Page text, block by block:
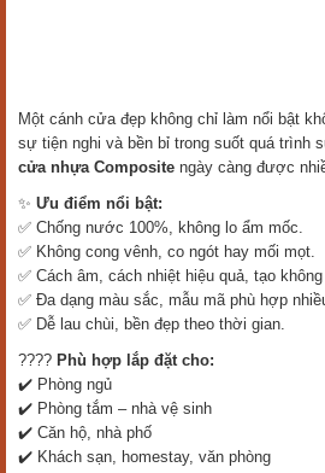
Một cánh cửa đẹp không chỉ làm nổi bật
sự tiện nghi và bền bỉ trong suốt quá trình
cửa nhựa Composite ngày càng được
✨ Ưu điểm nổi bật:
✅ Chống nước 100%, không lo ẩm mốc.
✅ Không cong vênh, co ngót hay mối mọt.
✅ Cách âm, cách nhiệt hiệu quả, tạo
✅ Đa dạng màu sắc, mẫu mã phù hợp
✅ Dễ lau chùi, bền đẹp theo thời gian.
???? Phù hợp lắp đặt cho:
✔️ Phòng ngủ
✔️ Phòng tắm – nhà vệ sinh
✔️ Căn hộ, nhà phố
✔️ Khách sạn, homestay, văn phòng